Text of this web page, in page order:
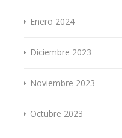
Enero 2024
Diciembre 2023
Noviembre 2023
Octubre 2023